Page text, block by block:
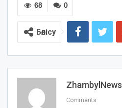
0
68
Бөлісу
ZhambylNews
Comments